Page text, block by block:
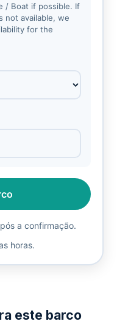
/ Boat if possible. If
not available, we
for the
a confirmação.
horas.
este barco